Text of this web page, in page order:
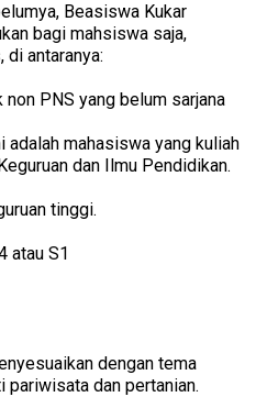
Beasiswa Kukar
bagi mahsiswa saja,
di antaranya:
PNS yang belum sarjana
adalah mahasiswa yang kuliah
dan Ilmu Pendidikan.
tinggi.
atau S1
dengan tema
pariwisata dan pertanian.